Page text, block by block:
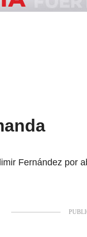
Fernández por